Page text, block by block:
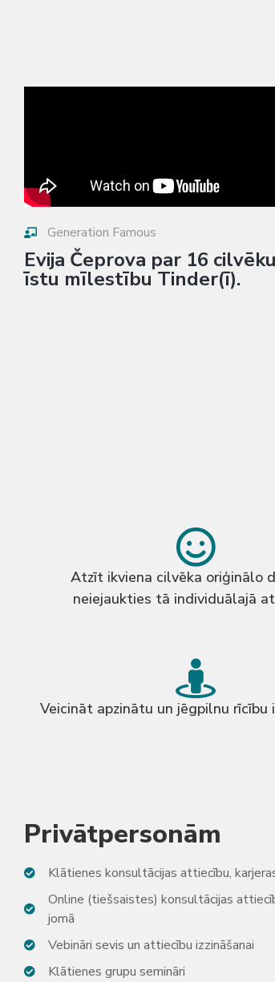
Generation Famous
Evija Čeprova par 16
īstu mīlestību Tinder(ī).
Atzīt ikviena cilvēka oriģinālo
neiejaukties tā individuālajā
Veicināt apzinātu un jēgpilnu rīcību
Privātpersonām
Klātienes konsultācijas attiecību,
Online (tiešsaistes) konsultācijas
jomā
Vebināri sevis un attiecību izzināšanai
Klātienes grupu semināri